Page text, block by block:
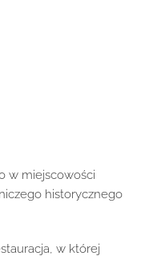
w miejscowości
historycznego
w której